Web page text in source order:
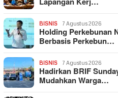
BISNIS 7 Agustus 2026
Holding Perkebunan
Berbasis Perkebun…
BISNIS 7 Agustus 2026
Hadirkan BRIF
Mudahkan Warga…